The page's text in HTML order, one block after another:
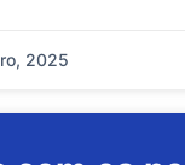
2025